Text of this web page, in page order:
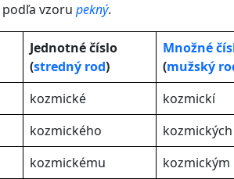
vzoru pekný.
Jednotné číslo
(stredný rod)
Množné
(mužský
kozmické kozmickí
kozmického kozmických
kozmickému kozmickým